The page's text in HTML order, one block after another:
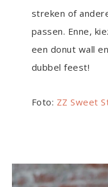
streken of
passen. Enne,
een donut wall
dubbel feest!
Foto: ZZ Sweet